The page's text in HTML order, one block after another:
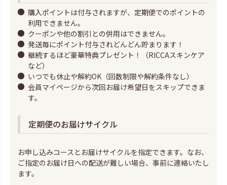
購入ポイントは付与されますが、定期便でのポイントの
利用できません。
クーポンや他の割引との併用はできません。
発送毎にポイント付与されどんどん貯まります！
継続するほど豪華特典プレゼント！（RICCAスキンケア
など）
いつでも休止や解約OK（回数制限や解約条件なし）
会員マイページから次回お届け希望日をスキップできま
す。
定期便のお届けサイクル
お申し込みコースとお届けサイクルを指定できます。なお、
ご指定のお届け日への配送が難しい場合、事前に連絡いたし
ます。